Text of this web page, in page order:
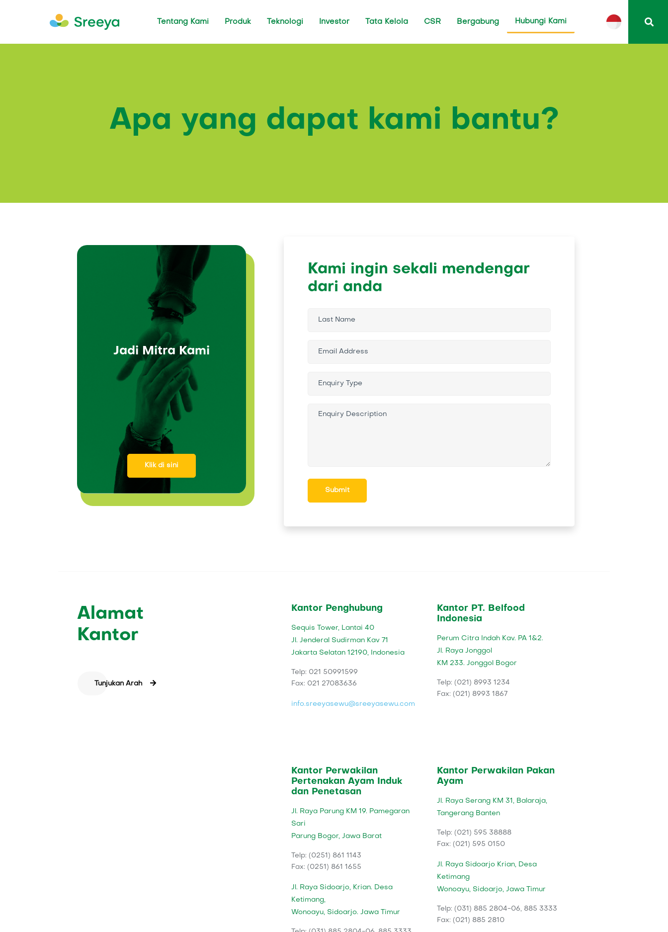
Tentang Kami Produk Teknologi Investor Tata Kelola CSR Bergabung Hubungi Kami
Apa yang dapat kami bantu?
Jadi Mitra Kami
Klik di sini
Kami ingin sekali mendengar
dari anda
Submit
Alamat
Kantor
Tunjukan Arah
Kantor Penghubung
Sequis Tower, Lantai 40
Jl. Jenderal Sudirman Kav 71
Jakarta Selatan 12190, Indonesia
Telp: 021 50991599
Fax: 021 27083636
info.sreeyasewu@sreeyasewu.com
Kantor PT. Belfood
Indonesia
Perum Citra Indah Kav. PA 1&2.
Jl. Raya Jonggol
KM 233. Jonggol Bogor
Telp: (021) 8993 1234
Fax: (021) 8993 1867
Kantor Perwakilan
Pertenakan Ayam Induk
dan Penetasan
Jl. Raya Parung KM 19. Pamegaran
Sari
Parung Bogor, Jawa Barat
Telp: (0251) 861 1143
Fax: (0251) 861 1655
Jl. Raya Sidoarjo, Krian. Desa
Ketimang,
Wonoayu, Sidoarjo. Jawa Timur
Kantor Perwakilan Pakan
Ayam
Jl. Raya Serang KM 31, Balaraja,
Tangerang Banten
Telp: (021) 595 38888
Fax: (021) 595 0150
Jl. Raya Sidoarjo Krian, Desa
Ketimang
Wonoayu, Sidoarjo, Jawa Timur
Telp: (031) 885 2804-06, 885 3333
Fax: (021) 885 2810